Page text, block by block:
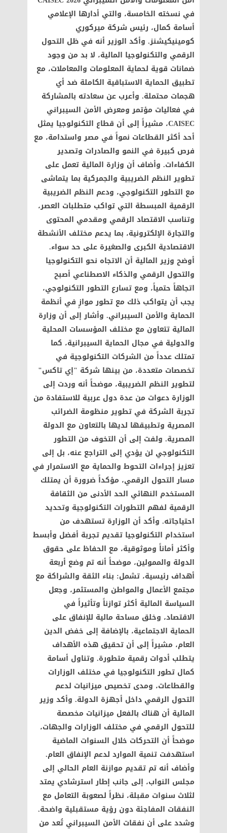
في نسخته الخامسة، والتي أدارها الإعلامي
أسامة كمال، رئيس شركة ميركوري
كومينيكيشنز. وأكد الوزير أنه في ظل التحول
الرقمي والتكنولوجيا المالية، لا بد من وجود
ضمانات قوية لحماية المعلومات والمعاملات، مع
تطبيق الحماية الاستباقية الكاملة ضد أي
هجمات محتملة. وأعرب عن سعادته بالمشاركة
في فعاليات مؤتمر ومعرض الأمن السيبراني
CAISEC، مشيراً إلى أن قطاع التكنولوجيا يمثل
أحد أكثر القطاعات نمواً في مصر واستدامة، مع
فرص كبيرة في النمو والصادرات وتصدير
الكفاءات. وأضاف أن وزارة المالية تعمل على
تطوير النظم الضريبية والجمركية بما يتماشى
مع التطور التكنولوجي، ودعم النظم الضريبية
الرقمية المبسطة التي تواكب متطلبات العصر،
وتناسب الاقتصاد الرقمي ومقدمي المحتوى
والتجارة الإلكترونية، بما يدعم مختلف الأنشطة
الاقتصادية الكبرى والصغيرة على حد سواء.
أوضح وزير المالية أن الاتجاه نحو التكنولوجيا
والتحول الرقمي والذكاء الاصطناعي أصبح
اتجاهاً حتمياً، ومع تسارع التطور التكنولوجي،
يجب أن يتواكب ذلك مع تطور موازٍ في أنظمة
الحماية والأمن السيبراني. وأشار إلى أن وزارة
المالية تتعاون مع مختلف المؤسسات المحلية
والدولية في مجال الحماية السيبرانية، كما
تمتلك عدداً من الشركات التكنولوجية في
تخصصات متعددة، من بينها شركة "إي تاكس"
لتطوير النظم الضريبية، موضحاً أنه وردت إلى
الوزارة دعوات من عدة دول عربية للاستفادة من
تجربة الشركة في تطوير منظومة الضرائب
المصرية وتطبيقها لديها بالتعاون مع الدولة
المصرية. ولفت إلى أن التخوف من التطور
التكنولوجي لن يؤدي إلى التراجع عنه، بل إلى
تعزيز إجراءات التحوط والحماية مع الاستمرار في
مسار التحول الرقمي، مؤكداً ضرورة أن يمتلك
المستخدم النهائي الحد الأدنى من الثقافة
الرقمية لفهم التطورات التكنولوجية وتحديد
احتياجاته. وأكد أن الوزارة تستهدف من
استخدام التكنولوجيا تقديم تجربة أفضل وأبسط
وأكثر أماناً وموثوقية، مع الحفاظ على حقوق
الدولة والممولين، موضحاً أنه تم وضع أربعة
أهداف رئيسية، تشمل: بناء الثقة والشراكة مع
مجتمع الأعمال والمواطن والمستثمر، وجعل
السياسة المالية أكثر توازناً وتأثيراً في
الاقتصاد، وخلق مساحة مالية للإنفاق على
الحماية الاجتماعية، بالإضافة إلى خفض الدين
العام، مشيراً إلى أن تحقيق هذه الأهداف
يتطلب أدوات رقمية متطورة. وتناول أسامة
كمال تطور التكنولوجيا في مختلف الوزارات
والقطاعات، ومدى تخصيص ميزانيات لدعم
التحول الرقمي داخل أجهزة الدولة. وأكد وزير
المالية أن هناك بالفعل ميزانيات مخصصة
للتحول الرقمي في مختلف الوزارات والجهات،
موضحاً أن التحركات خلال السنوات الماضية
استهدفت تنمية الموارد لدعم الإنفاق العام.
وأضاف أنه تم تقديم موازنة العام الحالي إلى
مجلس النواب، إلى جانب إطار استرشادي يمتد
لثلاث سنوات مقبلة، نظراً لصعوبة التعامل مع
النفقات المفاجئة دون رؤية مستقبلية واضحة.
وشدد على أن نفقات الأمن السيبراني تُعد من